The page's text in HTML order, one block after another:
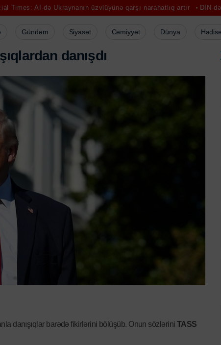
Ukraynanın üzvlüyünə qarşı narahatlıq artır DİN-dən günlük
Gündəm Siyasət Cəmiyyət Dünya Hadisə
şıqlardan danışdı
danışıqlar barədə fikirlərini bölüşüb. Onun sözlərini TASS